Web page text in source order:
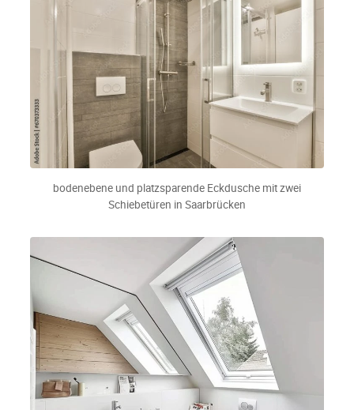
bodenebene und platzsparende Eckdusche mit zwei
Schiebetüren in Saarbrücken